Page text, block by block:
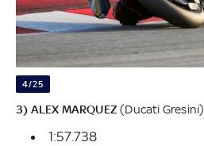
4/25
3) ALEX MARQUEZ(Ducati Gresini)
1:57.738